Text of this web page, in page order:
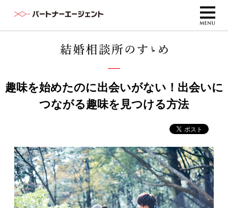
趣味を始めたのに出会いがない！出会いに
つながる趣味を見つける方法